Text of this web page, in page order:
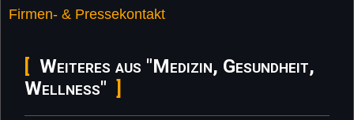
Firmen- & Pressekontakt
Weiteres aus "Medizin, Gesundheit,
Wellness"